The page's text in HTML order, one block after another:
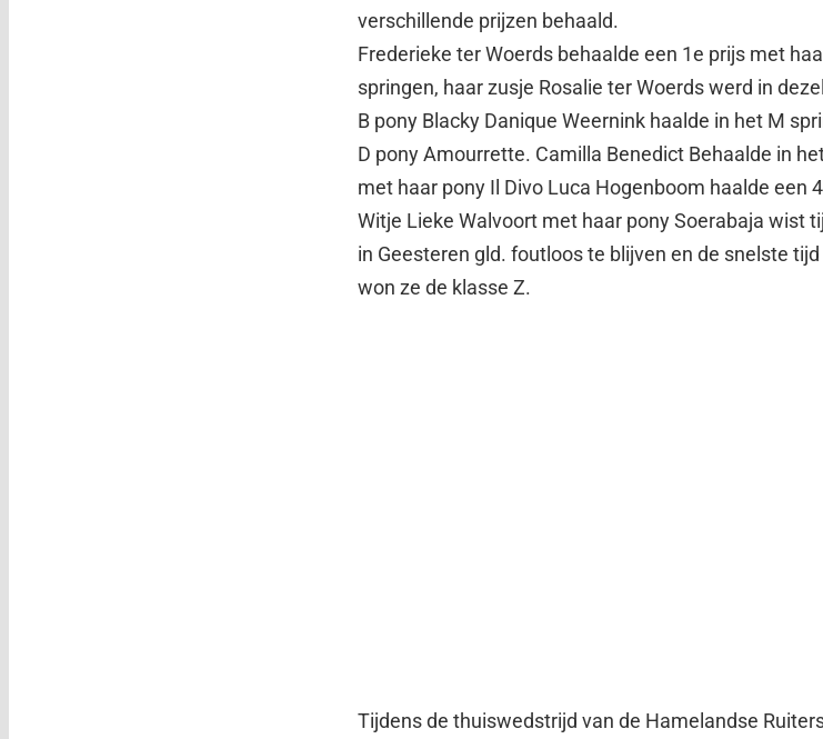
verschillende prijzen behaald.
Frederieke ter Woerds behaalde een 1e prijs met
springen, haar zusje Rosalie ter Woerds werd in
B pony Blacky Danique Weernink haalde in het M
D pony Amourrette. Camilla Benedict Behaalde in
met haar pony Il Divo Luca Hogenboom haalde een
Witje Lieke Walvoort met haar pony Soerabaja wist
in Geesteren gld. foutloos te blijven en de snelste
won ze de klasse Z.
Tijdens de thuiswedstrijd van de Hamelandse